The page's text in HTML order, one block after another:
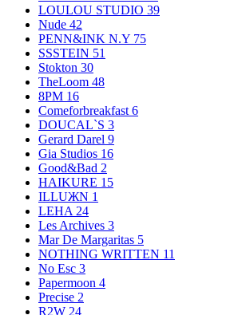
LOULOU STUDIO 39
Nude 42
PENN&INK N.Y 75
SSSTEIN 51
Stokton 30
TheLoom 48
8PM 16
Comeforbreakfast 6
DOUCAL`S 3
Gerard Darel 9
Gia Studios 16
Good&Bad 2
HAIKURE 15
ILLUЖN 1
LEHA 24
Les Archives 3
Mar De Margaritas 5
NOTHING WRITTEN 11
No Esc 3
Papermoon 4
Precise 2
R2W 24